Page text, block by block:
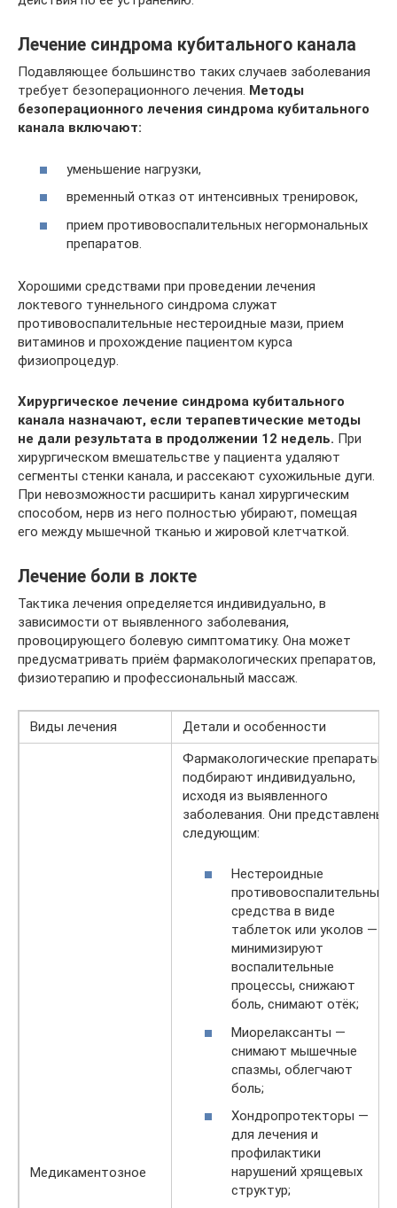
Лечение синдрома кубитального канала
Подавляющее большинство таких случаев заболевания
требует безоперационного лечения. Методы
безоперационного лечения синдрома кубитального
канала включают:
уменьшение нагрузки,
временный отказ от интенсивных тренировок,
прием противовоспалительных негормональных
препаратов.
Хорошими средствами при проведении лечения
локтевого туннельного синдрома служат
противовоспалительные нестероидные мази, прием
витаминов и прохождение пациентом курса
физиопроцедур.
Хирургическое лечение синдрома кубитального
канала назначают, если терапевтические методы
не дали результата в продолжении 12 недель. При
хирургическом вмешательстве у пациента удаляют
сегменты стенки канала, и рассекают сухожильные дуги.
При невозможности расширить канал хирургическим
способом, нерв из него полностью убирают, помещая
его между мышечной тканью и жировой клетчаткой.
Лечение боли в локте
Тактика лечения определяется индивидуально, в
зависимости от выявленного заболевания,
провоцирующего болевую симптоматику. Она может
предусматривать приём фармакологических препаратов,
физиотерапию и профессиональный массаж.
Виды лечения Детали и особенности
Медикаментозное
Фармакологические препараты
подбирают индивидуально,
исходя из выявленного
заболевания. Они представлены
следующим:
Нестероидные
противовоспалительные
средства в виде
таблеток или уколов —
минимизируют
воспалительные
процессы, снижают
боль, снимают отёк;
Миорелаксанты —
снимают мышечные
спазмы, облегчают
боль;
Хондропротекторы —
для лечения и
профилактики
нарушений хрящевых
структур;